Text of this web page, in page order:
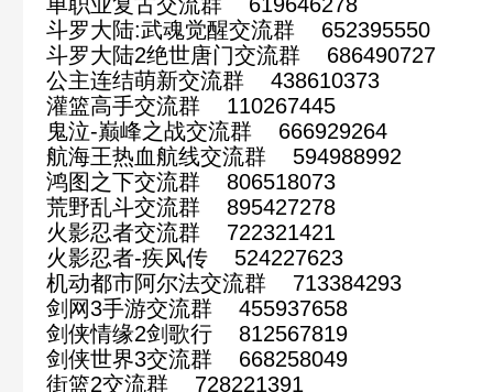
斗罗大陆:武魂觉醒交流群 652395550
斗罗大陆2绝世唐门交流群 686490727
公主连结萌新交流群 438610373
灌篮高手交流群 110267445
鬼泣-巅峰之战交流群 666929264
航海王热血航线交流群 594988992
鸿图之下交流群 806518073
荒野乱斗交流群 895427278
火影忍者交流群 722321421
火影忍者-疾风传 524227623
机动都市阿尔法交流群 713384293
剑网3手游交流群 455937658
剑侠情缘2剑歌行 812567819
剑侠世界3交流群 668258049
街篮2交流群 728221391